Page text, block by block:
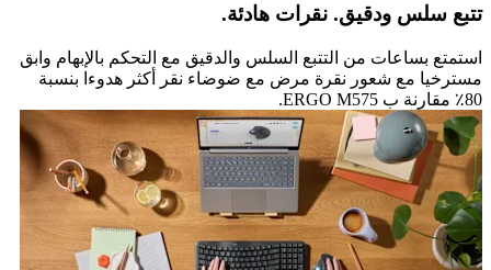
تتبع سلس ودقيق. نقرات هادئة.
استمتع بساعات من التتبع السلس والدقيق مع التحكم بالإبهام وابق
مسترخيا مع شعور نقرة مرض مع ضوضاء نقر أكثر هدوءا بنسبة
80٪ مقارنة ب ERGO M575.